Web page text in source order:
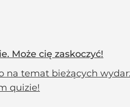
Może cię zaskoczyć!
na temat bieżących
quizie!